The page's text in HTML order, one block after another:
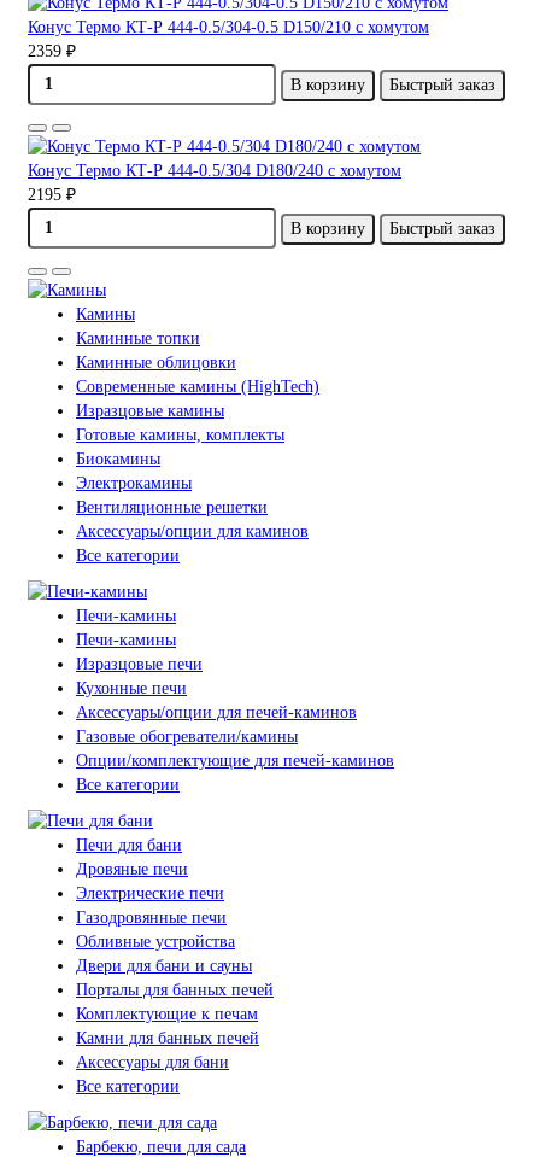
Конус Термо КТ-Р 444-0.5/304-0.5 D150/210 с хомутом
2359 ₽
В корзину
Быстрый заказ
Конус Термо КТ-Р 444-0.5/304 D180/240 с хомутом
2195 ₽
В корзину
Быстрый заказ
Камины
Каминные топки
Каминные облицовки
Современные камины (HighTech)
Изразцовые камины
Готовые камины, комплекты
Биокамины
Электрокамины
Вентиляционные решетки
Аксессуары/опции для каминов
Все категории
Печи-камины
Печи-камины
Изразцовые печи
Кухонные печи
Аксессуары/опции для печей-каминов
Газовые обогреватели/камины
Опции/комплектующие для печей-каминов
Все категории
Печи для бани
Дровяные печи
Электрические печи
Газодровянные печи
Обливные устройства
Двери для бани и сауны
Порталы для банных печей
Комплектующие к печам
Камни для банных печей
Аксессуары для бани
Все категории
Барбекю, печи для сада